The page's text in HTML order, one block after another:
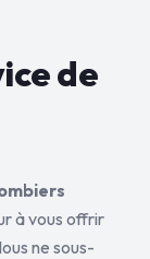
de
à vous offrir
ne sous-